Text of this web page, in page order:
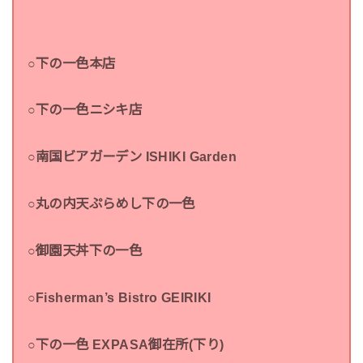
○下の一色本店
○下の一色ニシキ店
○南国ビアガーデン ISHIKI Garden
○丸の内天ぷらめし下の一色
○御園天丼下の一色
○Fisherman’s Bistro GEIRIKI
○下の一色 EXPASA御在所(下り)